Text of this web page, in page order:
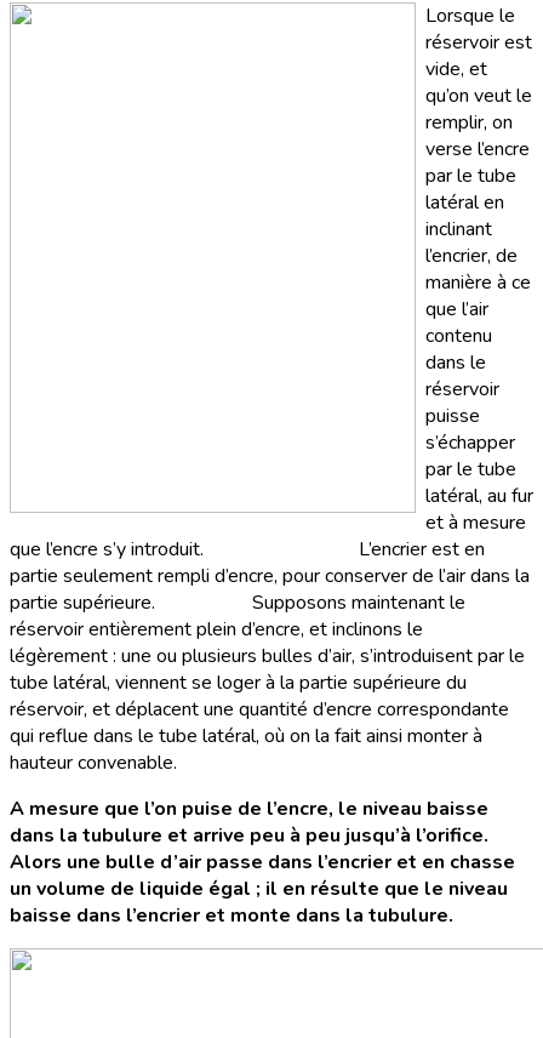
Lorsque le
réservoir est
vide, et
qu’on veut le
remplir, on
verse l’encre
par le tube
latéral en
inclinant
l’encrier, de
manière à ce
que l’air
contenu
dans le
réservoir
puisse
s’échapper
par le tube
latéral, au fur
et à mesure
que l’encre s’y introduit. L’encrier est en
partie seulement rempli d’encre, pour conserver de l’air dans la
partie supérieure. Supposons maintenant le
réservoir entièrement plein d’encre, et inclinons le
légèrement : une ou plusieurs bulles d’air, s’introduisent par le
tube latéral, viennent se loger à la partie supérieure du
réservoir, et déplacent une quantité d’encre correspondante
qui reflue dans le tube latéral, où on la fait ainsi monter à
hauteur convenable.
A mesure que l’on puise de l’encre, le niveau baisse
dans la tubulure et arrive peu à peu jusqu’à l’orifice.
Alors une bulle d’air passe dans l’encrier et en chasse
un volume de liquide égal ; il en résulte que le niveau
baisse dans l’encrier et monte dans la tubulure.